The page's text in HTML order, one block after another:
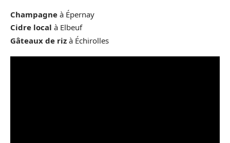
Champagne à Épernay
Cidre local à Elbeuf
Gâteaux de riz à Échirolles